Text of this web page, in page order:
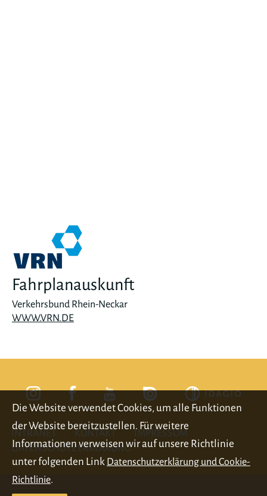
Fahrplanauskunft
Verkehrsbund Rhein-Neckar
WWW.VRN.DE
INTRANET KONTAKT
IMPRESSUM
DATENSCHUTZERKLÄRUNG
Die Website verwendet Cookies, um alle Funktionen
der Website bereitzustellen. Für weitere
Informationen verweisen wir auf unsere Richtlinie
unter folgenden Link Datenschutzerklärung und Cookie-
Richtlinie.